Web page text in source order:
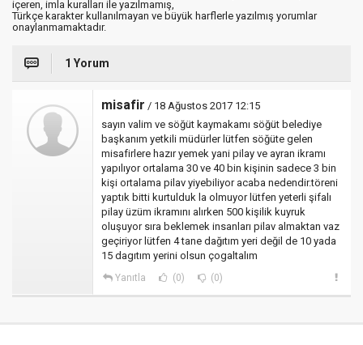
içeren, imla kuralları ile yazılmamış,
Türkçe karakter kullanılmayan ve büyük harflerle yazılmış yorumlar
onaylanmamaktadır.
1 Yorum
misafir / 18 Ağustos 2017 12:15
sayın valim ve söğüt kaymakamı söğüt belediye
başkanım yetkili müdürler lütfen söğüte gelen
misafirlere hazır yemek yani pilay ve ayran ikramı
yapılıyor ortalama 30 ve 40 bin kişinin sadece 3 bin
kişi ortalama pilav yiyebiliyor acaba nedendir.töreni
yaptık bitti kurtulduk la olmuyor lütfen yeterli şifalı
pilay üzüm ikramını alırken 500 kişilik kuyruk
oluşuyor sıra beklemek insanları pilav almaktan vaz
geçiriyor lütfen 4 tane dağıtım yeri değil de 10 yada
15 dagıtım yerini olsun çogaltalım
Yanıtla (0) (0)